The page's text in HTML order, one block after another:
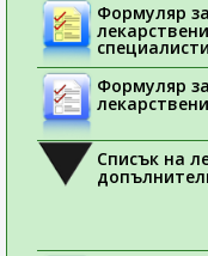
Формуляр
специалисти
Формуляр
Списък на